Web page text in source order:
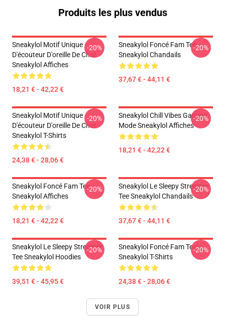
Produits les plus vendus
Sneakylol Motif Unique
D'écouteur D'oreille De Chat
Sneakylol Affiches
18,21 € - 42,22 €
-20%
Sneakylol Foncé Fam Tee
Sneakylol Chandails
37,67 € - 44,11 €
-20%
Sneakylol Motif Unique
D'écouteur D'oreille De Chat
Sneakylol T-Shirts
24,38 € - 28,06 €
-20%
Sneakylol Chill Vibes Gaming
Mode Sneakylol Affiches
18,21 € - 42,22 €
-20%
Sneakylol Foncé Fam Tee
Sneakylol Affiches
18,21 € - 42,22 €
-20%
Sneakylol Le Sleepy Streamer
Tee Sneakylol Chandails
37,67 € - 44,11 €
-20%
Sneakylol Le Sleepy Streamer
Tee Sneakylol Hoodies
39,51 € - 45,95 €
-20%
Sneakylol Foncé Fam Tee
Sneakylol T-Shirts
24,38 € - 28,06 €
-20%
VOIR PLUS